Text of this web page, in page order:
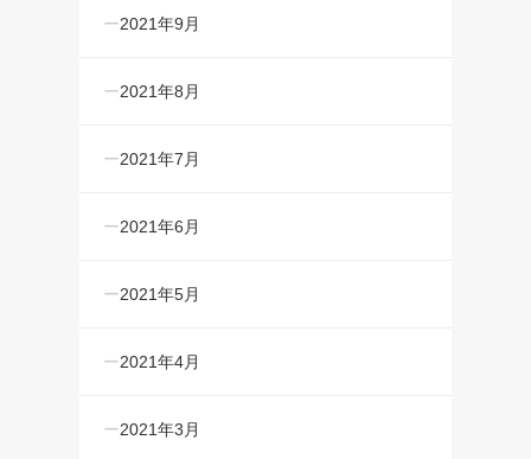
2021年9月
2021年8月
2021年7月
2021年6月
2021年5月
2021年4月
2021年3月